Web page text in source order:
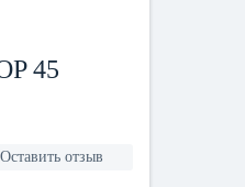
45
Оставить отзыв